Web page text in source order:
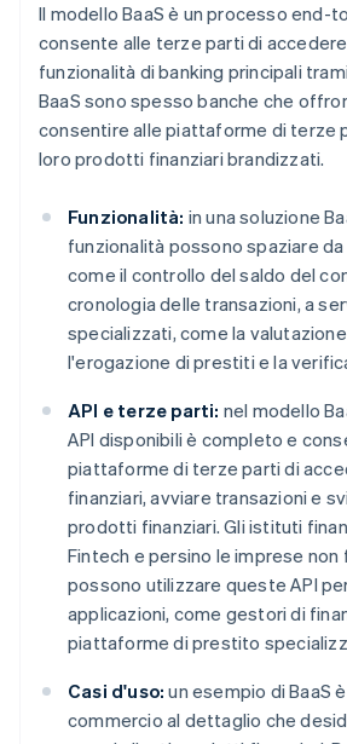
Il modello BaaS è un processo end-
consente alle terze parti di
funzionalità di banking principali
BaaS sono spesso banche che
consentire alle piattaforme di terze
loro prodotti finanziari brandizzati.
Funzionalità: in una soluzione
funzionalità possono spaziare
come il controllo del saldo del
cronologia delle transazioni, a
specializzati, come la
l'erogazione di prestiti e la
API e terze parti: nel modello
API disponibili è completo e
piattaforme di terze parti di
finanziari, avviare transazioni e
prodotti finanziari. Gli istituti
Fintech e persino le imprese non
possono utilizzare queste API
applicazioni, come gestori di
piattaforme di prestito
Casi d'uso: un esempio di BaaS
commercio al dettaglio che